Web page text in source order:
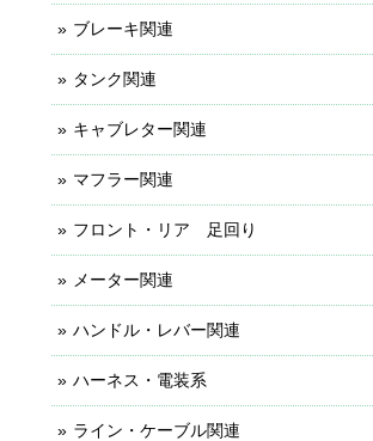
ブレーキ関連
タンク関連
キャブレター関連
マフラー関連
フロント・リア 足回り
メーター関連
ハンドル・レバー関連
ハーネス・電装系
ライン・ケーブル関連